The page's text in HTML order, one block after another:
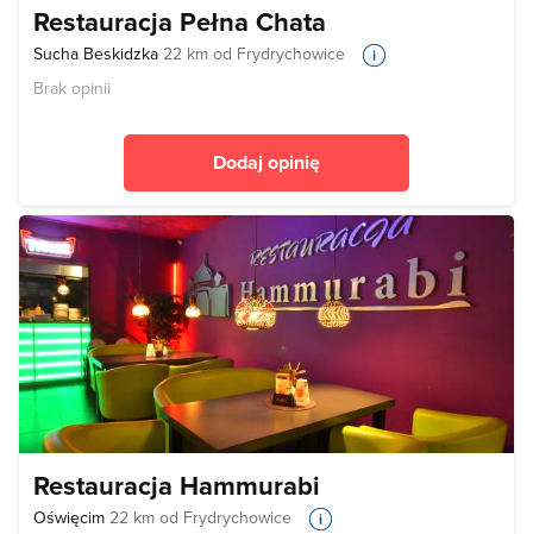
Restauracja Pełna Chata
Sucha Beskidzka 22 km od Frydrychowice
Brak opinii
Dodaj opinię
Restauracja Hammurabi
Oświęcim 22 km od Frydrychowice